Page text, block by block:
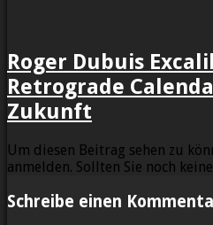
Roger Dubuis
Retrograde
Zukunft
Um diesen Beitrag sehen zu
anmelden. Sollten Sie noch
Schreibe einen